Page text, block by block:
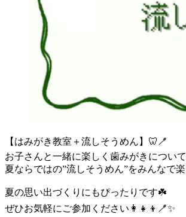
【はみがき教室＋流しそうめん】🦷🪥
お子さんと一緒に楽しく歯みがきについ
夏ならではの”流しそうめん”をみんなで楽
夏の思い出づくりにもぴったりです☘️
ぜひお気軽にご参加ください👩‍👧‍👦🪥✨